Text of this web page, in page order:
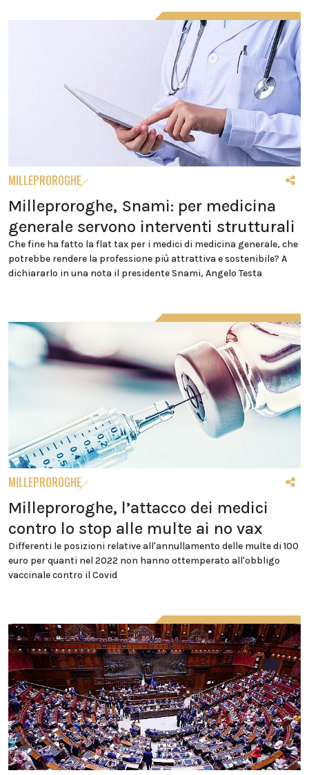
MILLEPROROGHE
Milleproroghe, Snami: per medicina
generale servono interventi strutturali
Che fine ha fatto la flat tax per i medici di medicina generale, che
potrebbe rendere la professione più attrattiva e sostenibile? A
dichiararlo in una nota il presidente Snami, Angelo Testa
MILLEPROROGHE
Milleproroghe, l’attacco dei medici
contro lo stop alle multe ai no vax
Differenti le posizioni relative all'annullamento delle multe di 100
euro per quanti nel 2022 non hanno ottemperato all'obbligo
vaccinale contro il Covid